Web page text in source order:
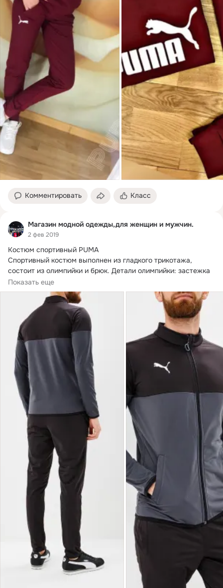
Комментировать Класс
Магазин модной одежды,для женщин и мужчин.
2 фев 2019
Костюм спортивный PUMA
Спортивный костюм выполнен из гладкого трикотажа,
состоит из олимпийки и брюк. Детали олимпийки: застежка
на...
Показать еще